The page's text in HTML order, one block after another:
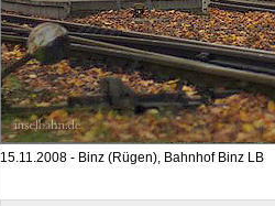
15.11.2008 - Binz (Rügen), Bahnhof Binz LB